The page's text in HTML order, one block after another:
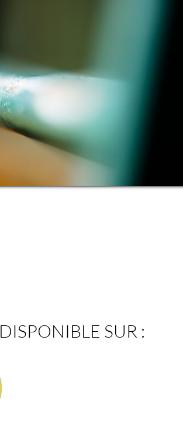
DISPONIBLE SUR :